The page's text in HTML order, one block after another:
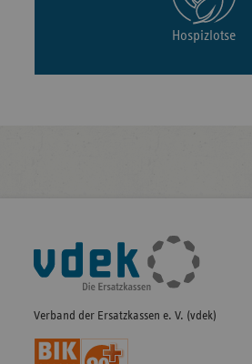
Hospizlotse
Fußleisten-
Navigation
Verband der Ersatzkassen e. V. (vdek)